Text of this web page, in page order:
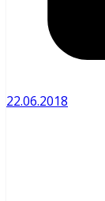
22.06.2018